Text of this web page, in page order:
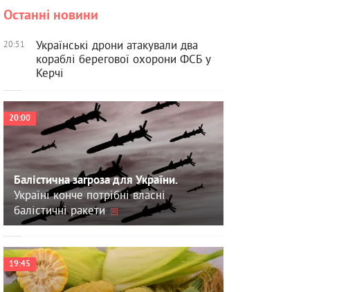
Останні новини
20:51
Українські дрони атакували два
кораблі берегової охорони ФСБ у
Керчі
20:00
Балістична загроза для України.
Україні конче потрібні власні
балістичні ракети
19:45